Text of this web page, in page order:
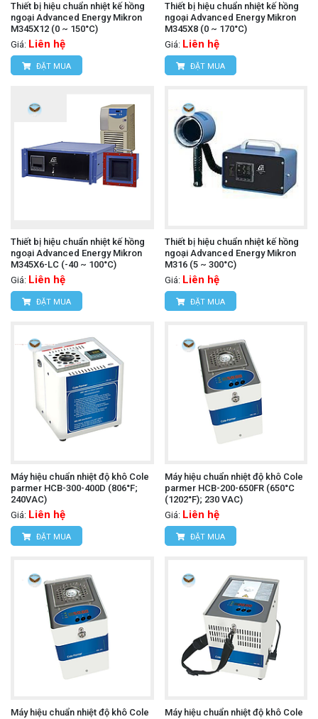
Thiết bị hiệu chuẩn nhiệt kế hồng
ngoại Advanced Energy Mikron
M345X12 (0 ~ 150°C)
Giá: Liên hệ
ĐẶT MUA
Thiết bị hiệu chuẩn nhiệt kế hồng
ngoại Advanced Energy Mikron
M345X8 (0 ~ 170°C)
Giá: Liên hệ
ĐẶT MUA
Thiết bị hiệu chuẩn nhiệt kế hồng
ngoại Advanced Energy Mikron
M345X6-LC (-40 ~ 100°C)
Giá: Liên hệ
ĐẶT MUA
Thiết bị hiệu chuẩn nhiệt kế hồng
ngoại Advanced Energy Mikron
M316 (5 ~ 300°C)
Giá: Liên hệ
ĐẶT MUA
Máy hiệu chuẩn nhiệt độ khô Cole
parmer HCB-300-400D (806°F;
240VAC)
Giá: Liên hệ
ĐẶT MUA
Máy hiệu chuẩn nhiệt độ khô Cole
parmer HCB-200-650FR (650°C
(1202°F); 230 VAC)
Giá: Liên hệ
ĐẶT MUA
Máy hiệu chuẩn nhiệt độ khô Cole
Máy hiệu chuẩn nhiệt độ khô Cole